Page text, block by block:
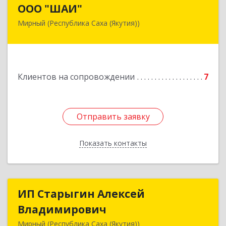
ООО "ШАИ"
Мирный (Республика Саха (Якутия))
Клиентов на сопровождении 7
Отправить заявку
Показать контакты
678175, Республика Саха (Якутия), у.
Подробнее
Отправить заявку
Назад
ИП Старыгин Алексей
Владимирович
Мирный (Республика Саха (Якутия))
ИП Старыгин Алексей